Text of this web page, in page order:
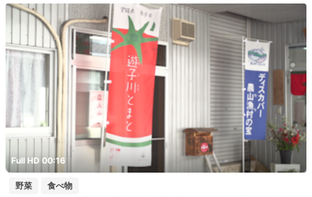
Full HD 00:16
野菜 食べ物